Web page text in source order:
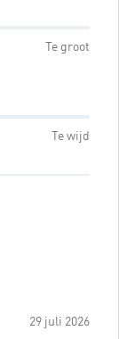
Te groot
Te wijd
29 juli 2026